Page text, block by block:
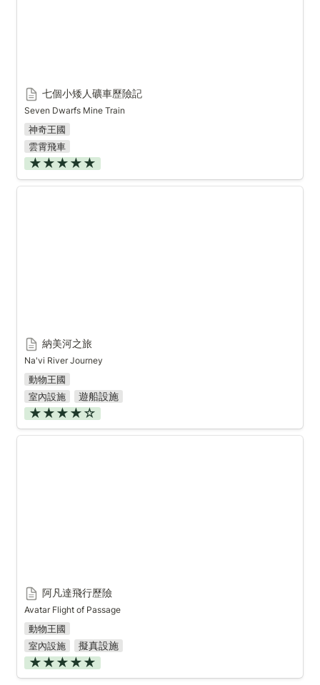
七個小矮人礦車歷險記
Seven Dwarfs Mine Train
神奇王國
雲霄飛車
★★★★★
納美河之旅
Na'vi River Journey
動物王國
室內設施
遊船設施
★★★★☆
阿凡達飛行歷險
Avatar Flight of Passage
動物王國
室內設施
擬真設施
★★★★★